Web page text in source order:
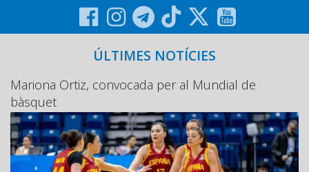
ÚLTIMES NOTÍCIES
Mariona Ortiz, convocada per al Mundial de
bàsquet